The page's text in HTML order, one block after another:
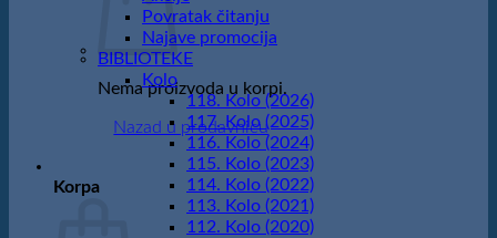
Nema proizvoda u korpi.
Nazad u prodavnicu
Korpa
Povratak čitanju
Najave promocija
BIBLIOTEKE
Kolo
118. Kolo (2026)
117. Kolo (2025)
116. Kolo (2024)
115. Kolo (2023)
114. Kolo (2022)
113. Kolo (2021)
112. Kolo (2020)